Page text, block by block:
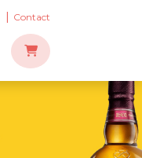
Contact